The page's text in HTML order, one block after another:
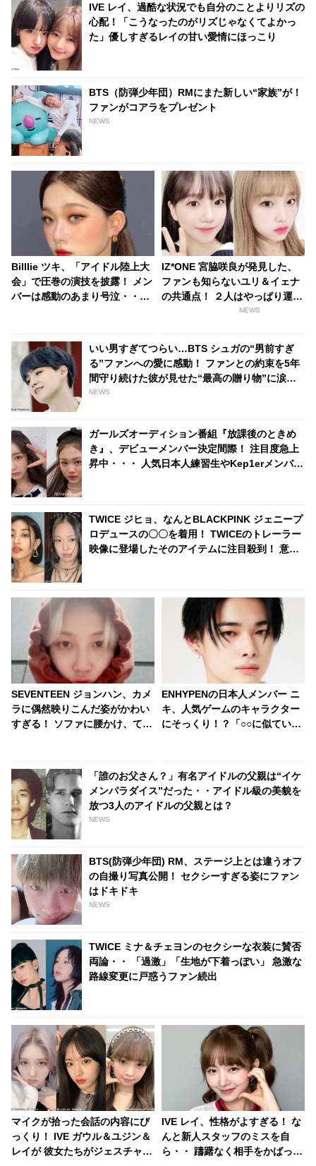
IVE レイ、過酷な状況でも自分のことよりリズの
心配！「こうなったのがリズじゃなくてよかっ
た」優しすぎるレイの甘い愛情にほっこり
BTS（防弾少年団）RMにまた新しい“家族”が！
ファンがコアラをプレゼント
NEWS
Billlie ツキ、「アイドル陸上大
会」で圧巻の演技を披露！ メン
バーは感動のあまり号泣・・彼
IZ*ONE 宮脇咲良が発見した、
ファンも知らないユリ＆イェナ
の共通点！ ２人はやっぱり運命
の糸で結ばれている・・！？
NEWS
いい男すぎてつらい…BTS シュガの“男前すぎ
る”ファンへの愛に感動！ ファンとの約束を5年
間守り続けた彼が見せた“最高の贈り物”に涙…
シュガの”沼”に落ちていく人が続出
NEWS
ガールズオーディション番組『放課後のときめ
き』、デビューメンバー決定間際！ 注目度急上
昇中・・・ 人気日本人練習生やKep1erメンバー
TWICE ジヒョ、なんとBLACKPINK ジェニープ
ロデュースの〇〇を着用！ TWICEのトレーラー
映像に登場したそのアイテムに注目殺到！ 意外
SEVENTEEN ジョンハン、カメ
ラに偶然映りこんだ姿がかわい
すぎる！ ソファに腰かけ、てい
にしてしまう彼の魅力に脱帽
ENHYPENの日本人メンバー ニ
キ、人気ゲームのキャラクター
にそっくり！？「○○に似ている
な見た目にファン大爆笑「客観
的な視点で自分を見てるねｗ
ｗ」
「誰のお父さん？」有名アイドルの父親は“イケ
メンパラダイス”だった・・アイドル級の美貌を
放つ3人のアイドルの父親とは？
NEWS
BTS(防弾少年団) RM、ステージ上とは違うオフ
の自撮り写真公開！ セクシーすぎる姿にファン
はドキドキ
NEWS
TWICE ミナ＆チェヨンのセクシーな衣装に賛否
両論・・ 「過激」「生地が下着っぽい」 急激な
路線変更に戸惑うファン続出
マイクが拾った会話の内容にび
っくり！ IVE ガウル＆ユジン＆
レイが 彼女たちがジェスチャー
IVE レイ、性格がよすぎる！ な
んと新人スタッフのミスを自
ら・・ 躊躇なく相手をかばって